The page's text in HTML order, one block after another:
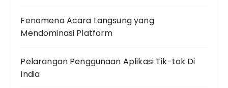
Fenomena Acara Langsung yang
Mendominasi Platform
Pelarangan Penggunaan Aplikasi Tik-tok Di
India